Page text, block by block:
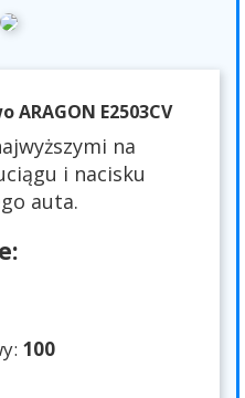
E2503CV
na
i nacisku
auta.
100